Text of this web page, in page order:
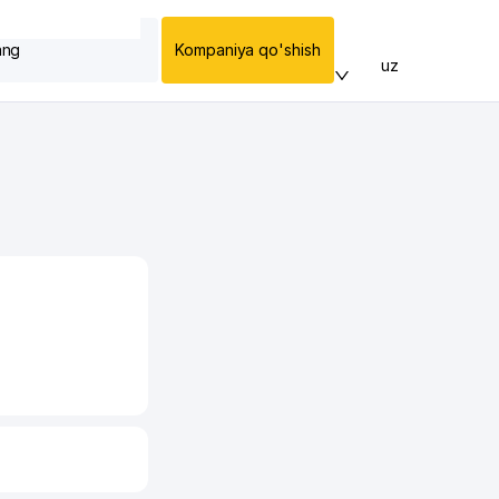
Kompaniya qo'shish
uz